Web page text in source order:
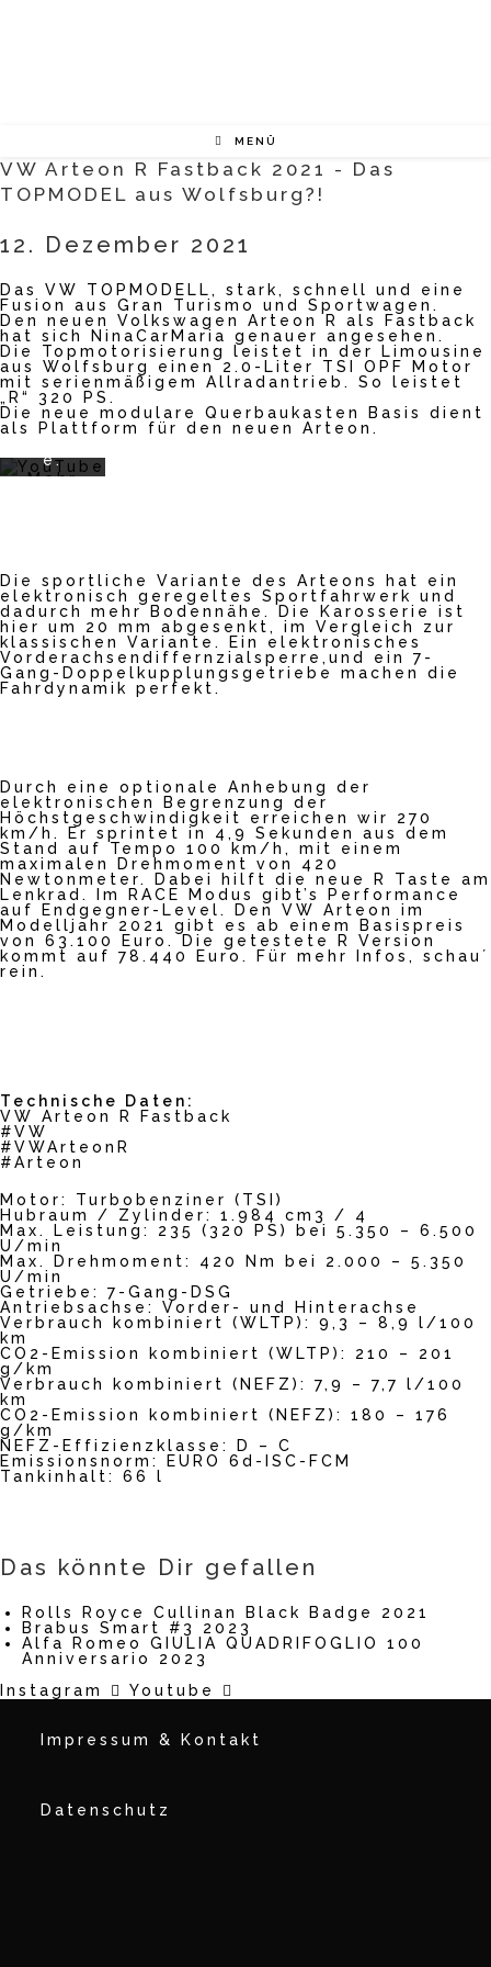
MENÜ
VW Arteon R Fastback 2021 - Das
TOPMODEL aus Wolfsburg?!
12. Dezember 2021
Das VW TOPMODELL, stark, schnell und eine
Fusion aus Gran Turismo und Sportwagen.
Den neuen Volkswagen Arteon R als Fastback
hat sich NinaCarMaria genauer angesehen.
Die Topmotorisierung leistet in der Limousine
aus Wolfsburg einen 2.0-Liter TSI OPF Motor
mit serienmäßigem Allradantrieb. So leistet
„R“ 320 PS.
Die neue modulare Querbaukasten Basis dient
als Plattform für den neuen Arteon.
dem
Laden
Videos
akzept
ieren
Sie die
Datens
chutze
rklärun
g von
e.
Mehr
laden
YouTub
e
immer
entsper
Die sportliche Variante des Arteons hat ein
elektronisch geregeltes Sportfahrwerk und
dadurch mehr Bodennähe. Die Karosserie ist
hier um 20 mm abgesenkt, im Vergleich zur
klassischen Variante. Ein elektronisches
Vorderachsendiffernzialsperre,und ein 7-
Gang-Doppelkupplungsgetriebe machen die
Fahrdynamik perfekt.
Durch eine optionale Anhebung der
elektronischen Begrenzung der
Höchstgeschwindigkeit erreichen wir 270
km/h. Er sprintet in 4,9 Sekunden aus dem
Stand auf Tempo 100 km/h, mit einem
maximalen Drehmoment von 420
Newtonmeter. Dabei hilft die neue R Taste am
Lenkrad. Im RACE Modus gibt’s Performance
auf Endgegner-Level. Den VW Arteon im
Modelljahr 2021 gibt es ab einem Basispreis
von 63.100 Euro. Die getestete R Version
kommt auf 78.440 Euro. Für mehr Infos, schau´
rein.
Technische Daten:
VW Arteon R Fastback
#VW
#VWArteonR
#Arteon
Motor: Turbobenziner (TSI)
Hubraum / Zylinder: 1.984 cm3 / 4
Max. Leistung: 235 (320 PS) bei 5.350 – 6.500
U/min
Max. Drehmoment: 420 Nm bei 2.000 – 5.350
U/min
Getriebe: 7-Gang-DSG
Antriebsachse: Vorder- und Hinterachse
Verbrauch kombiniert (WLTP): 9,3 – 8,9 l/100
km
CO2-Emission kombiniert (WLTP): 210 – 201
g/km
Verbrauch kombiniert (NEFZ): 7,9 – 7,7 l/100
km
CO2-Emission kombiniert (NEFZ): 180 – 176
g/km
NEFZ-Effizienzklasse: D – C
Emissionsnorm: EURO 6d-ISC-FCM
Tankinhalt: 66 l
Das könnte Dir gefallen
Rolls Royce Cullinan Black Badge 2021
Brabus Smart #3 2023
Alfa Romeo GIULIA QUADRIFOGLIO 100
Anniversario 2023
Instagram
Youtube
Impressum & Kontakt
Datenschutz